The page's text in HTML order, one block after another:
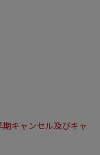
キャンセル及びキャ